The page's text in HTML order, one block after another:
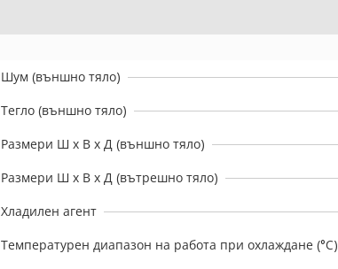
Шум (външно тяло)
Тегло (външно тяло)
Размери Ш х В х Д (външно тяло)
Размери Ш х В х Д (вътрешно тяло)
Хладилен агент
Температурен диапазон на работа при охлаждане (°C)